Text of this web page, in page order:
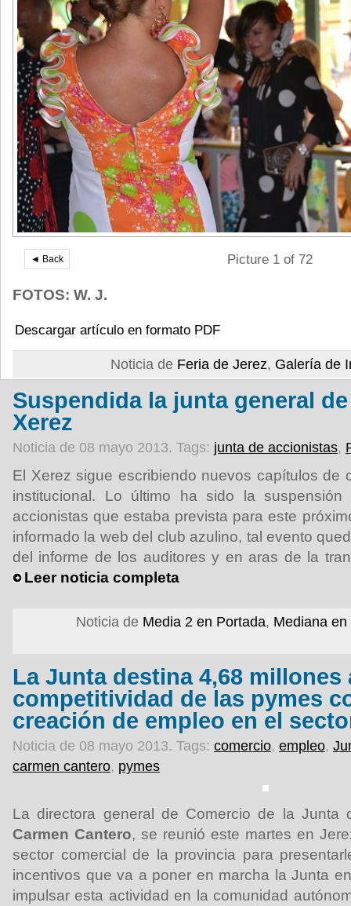
◄ Back Picture 1 of 72
FOTOS: W. J.
Descargar artículo en formato PDF
Noticia de Feria de Jerez, Galería de
Suspendida la junta general
Xerez
Noticia de 08 mayo 2013. Tags: junta de accionistas,
El Xerez sigue escribiendo nuevos capítulos de
institucional. Lo último ha sido la
accionistas que estaba prevista para este
informado la web del club azulino, tal evento
del informe de los auditores y en aras de la
Leer noticia completa
Noticia de Media 2 en Portada, Mediana
La Junta destina 4,68 millones
competitividad de las pymes
creación de empleo en el
Noticia de 08 mayo 2013. Tags: comercio, empleo,
carmen cantero, pymes
La directora general de Comercio de la Junta
Carmen Cantero, se reunió este martes en
sector comercial de la provincia para
incentivos que va a poner en marcha la Junta
impulsar esta actividad en la comunidad